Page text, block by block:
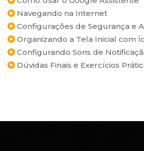
Navegando na Internet
Configurações de Segurança e
Organizando a Tela Inicial com
Configurando Sons de
Dúvidas Finais e Exercícios